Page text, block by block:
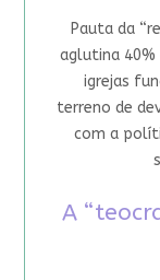
Pauta da
aglutina 40%
igrejas
terreno de
com a
A